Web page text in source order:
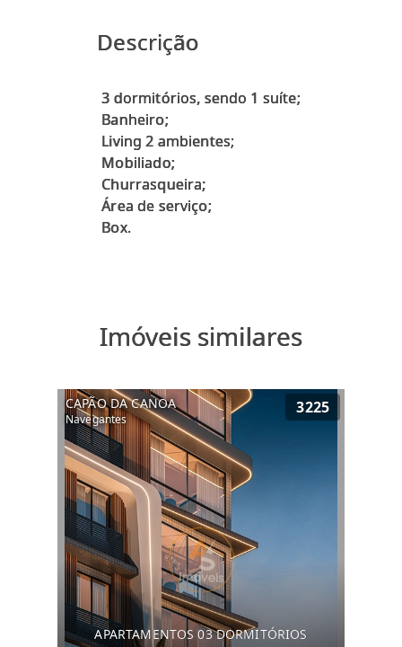
Descrição
3 dormitórios, sendo 1 suíte;
Banheiro;
Living 2 ambientes;
Mobiliado;
Churrasqueira;
Área de serviço;
Box.
Imóveis similares
CAPÃO DA CANOA
Navegantes
3225
APARTAMENTOS 03 DORMITÓRIOS